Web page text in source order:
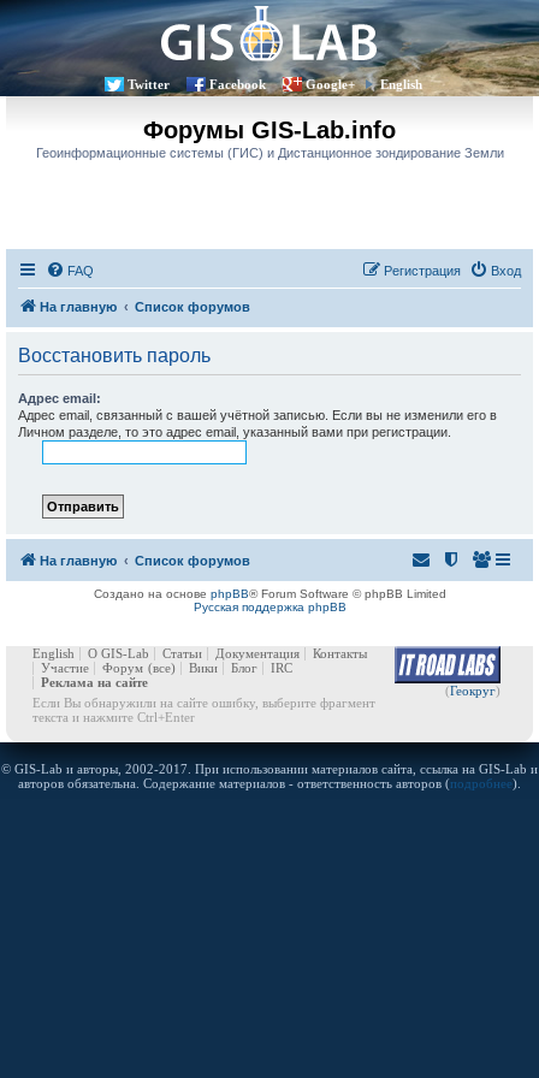
Twitter Facebook Google+ English
Форумы GIS-Lab.info
Геоинформационные системы (ГИС) и Дистанционное зондирование Земли
FAQ Вход
Регистрация
На главную Список форумов
Восстановить пароль
Адрес email:
Адрес email, связанный с вашей учётной записью. Если вы не изменили его в
Личном разделе, то это адрес email, указанный вами при регистрации.
На главную Список форумов
Создано на основе phpBB® Forum Software © phpBB Limited
Русская поддержка phpBB
(Геокруг)
English О GIS-Lab Статьи Документация
Контакты
Участие
Форум (все) Вики Блог
IRC
Реклама на сайте
Если Вы обнаружили на сайте ошибку, выберите фрагмент
текста и нажмите Ctrl+Enter
© GIS-Lab и авторы, 2002-2017. При использовании материалов сайта, ссылка на GIS-Lab и
авторов обязательна. Содержание материалов - ответственность авторов (подробнее).